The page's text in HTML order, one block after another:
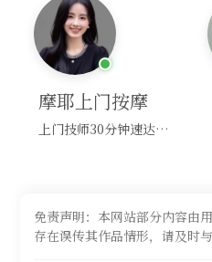
摩耶上门按摩
上门技师30分钟速达，别问，快约！
免责声明：本网站部分内容由
存在误传其作品情形，请及时与